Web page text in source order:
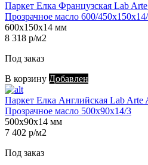
Паркет Елка Французская Lab
Прозрачное масло 600/
600х150х14 мм
8 318 р/м2
Под заказ
В корзину Добавлен
Паркет Елка Английская Lab Arte
Прозрачное масло 500х90х14/3
500х90х14 мм
7 402 р/м2
Под заказ